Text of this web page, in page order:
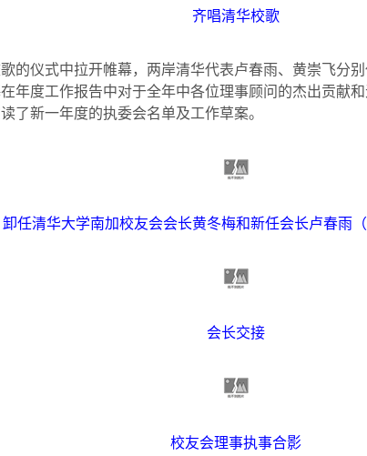
齐唱清华校歌
的仪式中拉开帷幕，两岸清华代表卢春雨、黄崇飞分别
年度工作报告中对于全年中各位理事顾问的杰出贡献
了新一年度的执委会名单及工作草案。
卸任清华大学南加校友会会长黄冬梅和新任会长卢春雨（
会长交接
校友会理事执事合影